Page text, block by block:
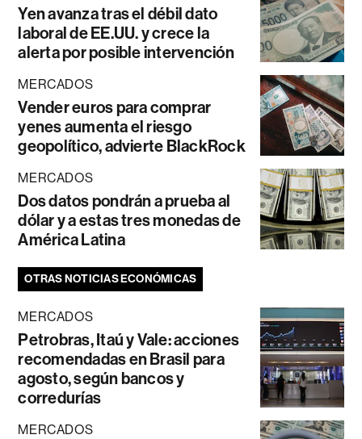
Yen avanza tras el débil dato
laboral de EE.UU. y crece la
alerta por posible intervención
MERCADOS
Vender euros para comprar
yenes aumenta el riesgo
geopolítico, advierte BlackRock
MERCADOS
Dos datos pondrán a prueba al
dólar y a estas tres monedas de
América Latina
OTRAS NOTICIAS ECONÓMICAS
MERCADOS
Petrobras, Itaú y Vale: acciones
recomendadas en Brasil para
agosto, según bancos y
corredurías
MERCADOS